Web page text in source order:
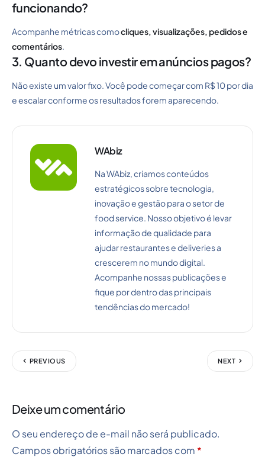
funcionando?
Acompanhe métricas comocliques, visualizações, pedidos e
comentários.
3. Quanto devo investir em anúncios pagos?
Não existe um valor fixo. Você pode começar com R$ 10 por dia
e escalar conforme os resultados forem aparecendo.
WAbiz
Na WAbiz, criamos conteúdos
estratégicos sobre tecnologia,
inovação e gestão para o setor de
food service. Nosso objetivo é levar
informação de qualidade para
ajudar restaurantes e deliveries a
crescerem no mundo digital.
Acompanhe nossas publicações e
fique por dentro das principais
tendências do mercado!
PREVIOUS NEXT
Deixe um comentário
O seu endereço de e-mail não será publicado.
Campos obrigatórios são marcados com *